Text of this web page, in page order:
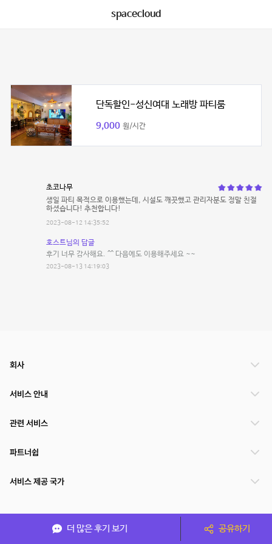
spacecloud
단독할인-성신여대 노래방 파티룸
9,000 원/시간
초코나무
생일 파티 목적으로 이용했는데, 시설도 깨끗했고 관리자분도 정말 친절
하셨습니다! 추천합니다!
2023-08-12 14:35:52
호스트님의 답글
후기 너무 감사해요. ^^ 다음에도 이용해주세요 ~~
2023-08-13 14:19:03
더 많은 후기 보기 공유하기
회사
서비스 안내
관련 서비스
파트너쉽
서비스 제공 국가
(주)NSPACE 사업자정보